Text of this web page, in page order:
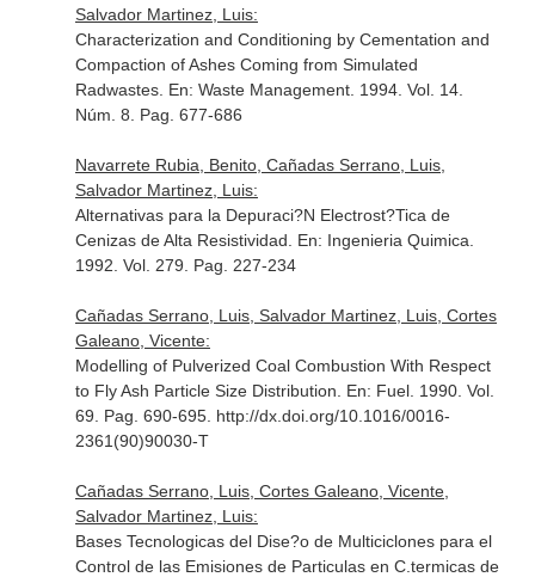
Salvador Martinez, Luis:
Characterization and Conditioning by Cementation and
Compaction of Ashes Coming from Simulated
Radwastes. En: Waste Management. 1994. Vol. 14.
Núm. 8. Pag. 677-686
Navarrete Rubia, Benito, Cañadas Serrano, Luis,
Salvador Martinez, Luis:
Alternativas para la Depuraci?N Electrost?Tica de
Cenizas de Alta Resistividad. En: Ingenieria Quimica
1992. Vol. 279. Pag. 227-234
Cañadas Serrano, Luis, Salvador Martinez, Luis, Cortes
Galeano, Vicente:
Modelling of Pulverized Coal Combustion With Respect
to Fly Ash Particle Size Distribution. En: Fuel. 1990. Vol.
69. Pag. 690-695. http://dx.doi.org/10.1016/0016-
2361(90)90030-T
Cañadas Serrano, Luis, Cortes Galeano, Vicente,
Salvador Martinez, Luis:
Bases Tecnologicas del Dise?o de Multiciclones para el
Control de las Emisiones de Particulas en C.termicas de